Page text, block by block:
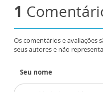
1
Os comentários e avaliações
seus autores e não
Seu nome